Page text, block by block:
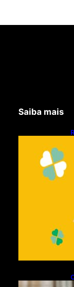
Saiba mais